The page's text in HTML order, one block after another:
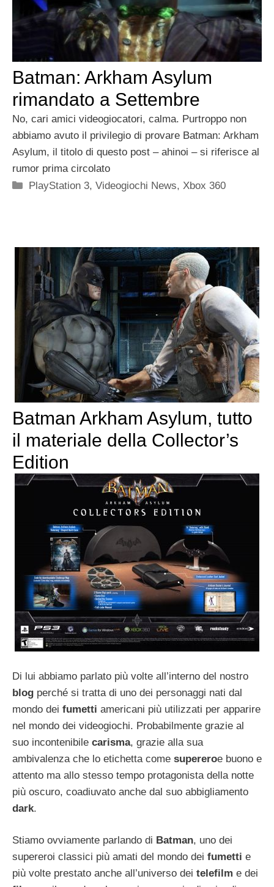
Batman: Arkham Asylum
rimandato a Settembre
No, cari amici videogiocatori, calma. Purtroppo non
abbiamo avuto il privilegio di provare Batman: Arkham
Asylum, il titolo di questo post – ahinoi – si riferisce al
rumor prima circolato
Categorie
PlayStation 3,Videogiochi News, Xbox 360
Batman Arkham Asylum, tutto
il materiale della Collector’s
Edition
Di lui abbiamo parlato più volte all’interno del nostro
blog perché si tratta di uno dei personaggi nati dal
mondo dei fumetti americani più utilizzati per apparire
nel mondo dei videogiochi. Probabilmente grazie al
suo incontenibile carisma, grazie alla sua
ambivalenza che lo etichetta come supereroe buono e
attento ma allo stesso tempo protagonista della notte
più oscuro, coadiuvato anche dal suo abbigliamento
dark.
Stiamo ovviamente parlando di Batman, uno dei
supereroi classici più amati del mondo dei fumetti e
più volte prestato anche all’universo dei telefilm e dei